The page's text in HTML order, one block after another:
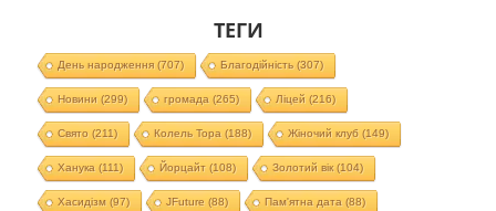
ТЕГИ
День народження(707) Благодійність (307)
Новини (299) громада (265) Ліцей (216)
Свято (211) Колель Тора (188) Жіночий клуб (149)
Ханука (111) Йорцайт (108) Золотий вік(104)
Хасидізм (97) JFuture (88) Пам'ятна дата (88)